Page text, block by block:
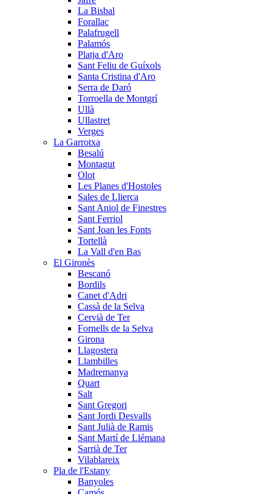
La Bisbal
Forallac
Palafrugell
Palamós
Platja d'Aro
Sant Feliu de Guíxols
Santa Cristina d'Aro
Serra de Daró
Torroella de Montgrí
Ullà
Ullastret
Verges
La Garrotxa
Besalú
Montagut
Olot
Les Planes d'Hostoles
Sales de Llierca
Sant Aniol de Finestres
Sant Ferriol
Sant Joan les Fonts
Tortellà
La Vall d'en Bas
El Gironès
Bescanó
Bordils
Canet d'Adri
Cassà de la Selva
Cervià de Ter
Fornells de la Selva
Girona
Llagostera
Llambilles
Madremanya
Quart
Salt
Sant Gregori
Sant Jordi Desvalls
Sant Julià de Ramis
Sant Martí de Llémana
Sarrià de Ter
Vilablareix
Pla de l'Estany
Banyoles